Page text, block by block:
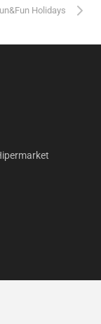
Holidays